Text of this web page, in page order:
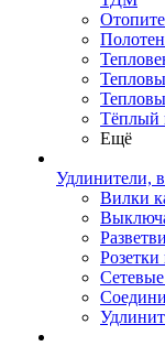
Тёплый
Ещё
Удлинители,
Вилки
Розетки